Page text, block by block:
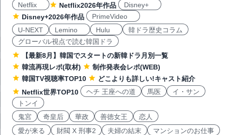
Netflix
Netflix2026年作品
Disney+
Disney+2026年作品
PrimeVideo
U-NEXT
Lemino Hulu
韓ドラ歴史コラム
グローバル視点で読む韓国ドラ
【最新8月】韓国でスタートの新韓ドラ月別一覧
韓流再現レポ(取材)
制作発表会レポ(WEB)
韓国TV視聴率TOP10
どこよりも詳しい!キャスト紹介
Netflix世界TOP10
ヘチ 王座への道 馬医
イ・サン
トンイ
鬼宮
奇皇后 華政 善徳女王
恋人
愛が来る
財閥 X 刑事2 夫婦の結末
マンションのお仕事